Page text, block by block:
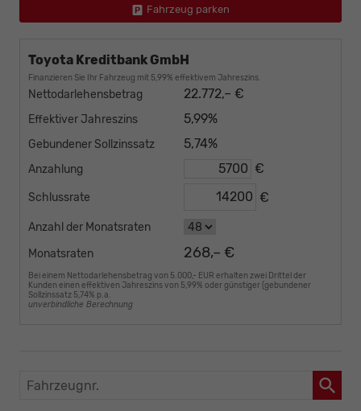
Fahrzeug parken
Toyota Kreditbank GmbH
Finanzieren Sie Ihr Fahrzeug mit 5,99% effektivem Jahreszins.
Nettodarlehensbetrag 22.772,– €
Effektiver Jahreszins 5,99%
Gebundener Sollzinssatz 5,74%
Anzahlung €
Schlussrate €
Anzahl der Monatsraten
Monatsraten
268,– €
Bei einem Nettodarlehensbetrag von 5.000,- EUR erhalten zwei Drittel der
Kunden einen effektiven Jahreszins von 5,99% oder günstiger (gebundener
Sollzinssatz 5,74% p.a.
unverbindliche Berechnung
Fahrzeugnr.